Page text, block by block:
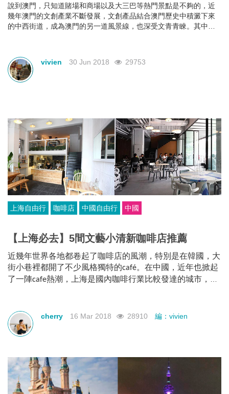
說到澳門，只知道賭場和商場以及大三巴等熱門景點是不夠的，近
幾年澳門的文創產業不斷發展，文創產品結合澳門歷史中積澱下來
的中西街道，成為澳門的另一道風景線，也深受文青青睞。其中還
vivien 30 Jun 2018 29753
上海自由行 咖啡店 中國自由行 中國
【上海必去】5間文藝小清新咖啡店推薦
近幾年世界各地都卷起了咖啡店的風潮，特別是在韓國，大
街小巷裡都開了不少風格獨特的café。在中國，近年也掀起
了一陣cafe熱潮，上海是國內咖啡行業比較發達的城市，以
cherry 16 Mar 2018 28910 編：vivien